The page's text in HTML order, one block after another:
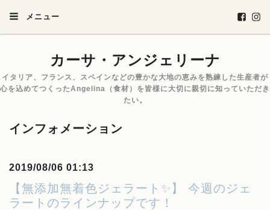
メニュー
カーサ・アンジェリーナ
イタリア、フランス、スペインなどの豊かな大地の恵みを熟練した生産者が
心を込めてつくったAngelina（食材）を皆様に大切に親切に知っていただき
たい。
インフォメーション
2019/08/06 01:13
【無添加無着色ジェラート✨】 今週のジェ
ラートのラインナップです！